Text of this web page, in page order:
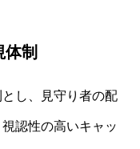
制
し、見守り者の配
認性の高いキャッ